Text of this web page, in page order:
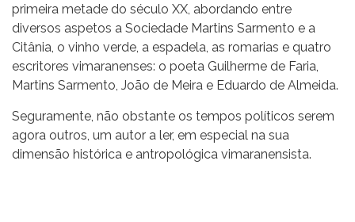
primeira metade do século XX, abordando entre
diversos aspetos a Sociedade Martins Sarmento e a
Citânia, o vinho verde, a espadela, as romarias e quatro
escritores vimaranenses: o poeta Guilherme de Faria,
Martins Sarmento, João de Meira e Eduardo de Almeida.
Seguramente, não obstante os tempos políticos serem
agora outros, um autor a ler, em especial na sua
dimensão histórica e antropológica vimaranensista.